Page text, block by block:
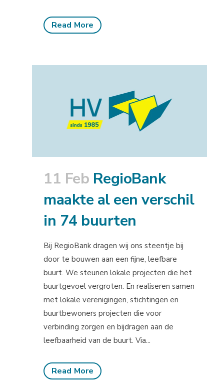
Read More
11 Feb RegioBank
maakte al een verschil
in 74 buurten
Bij RegioBank dragen wij ons steentje bij
door te bouwen aan een fijne, leefbare
buurt. We steunen lokale projecten die het
buurtgevoel vergroten. En realiseren samen
met lokale verenigingen, stichtingen en
buurtbewoners projecten die voor
verbinding zorgen en bijdragen aan de
leefbaarheid van de buurt. Via...
Read More